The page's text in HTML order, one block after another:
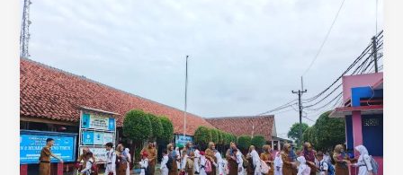
Sejak
Dini
Melalui
Intervensi
Makan
Bergizi